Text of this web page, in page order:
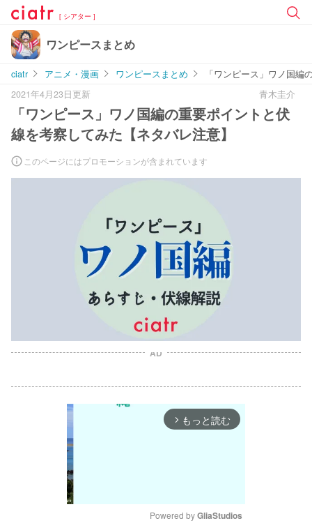
[ シアター ]
ワンピースまとめ
ciatr アニメ・漫画 ワンピースまとめ
「ワンピース」ワノ国編
2021年4月23日更新
青木圭介
「ワンピース」ワノ国編の重要ポイントと伏
線を考察してみた【ネタバレ注意】
このページにはプロモーションが含まれています
AD
arrow_forward_ios もっと読む
Powered by GliaStudios